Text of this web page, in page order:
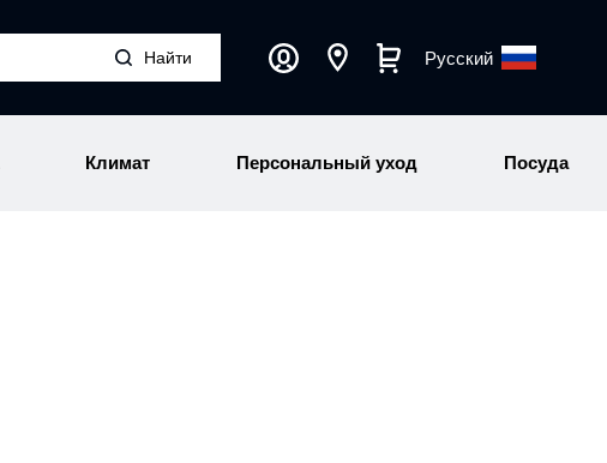
Русский
Климат Персональный уход Посуда